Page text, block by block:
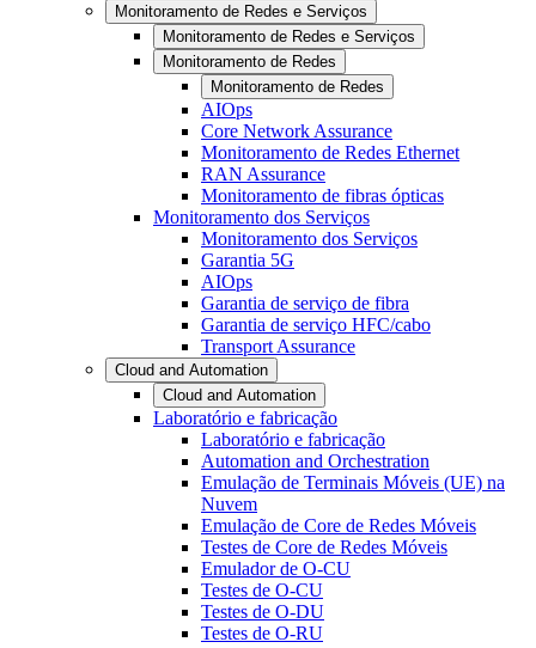
Monitoramento de Redes e Serviços
Monitoramento de Redes e Serviços
Monitoramento de Redes
Monitoramento de Redes
AIOps
Core Network Assurance
Monitoramento de Redes Ethernet
RAN Assurance
Monitoramento de fibras ópticas
Monitoramento dos Serviços
Monitoramento dos Serviços
Garantia 5G
AIOps
Garantia de serviço de fibra
Garantia de serviço HFC/cabo
Transport Assurance
Cloud and Automation
Cloud and Automation
Laboratório e fabricação
Laboratório e fabricação
Automation and Orchestration
Emulação de Terminais Móveis (UE) na
Nuvem
Emulação de Core de Redes Móveis
Testes de Core de Redes Móveis
Emulador de O-CU
Testes de O-CU
Testes de O-DU
Testes de O-RU